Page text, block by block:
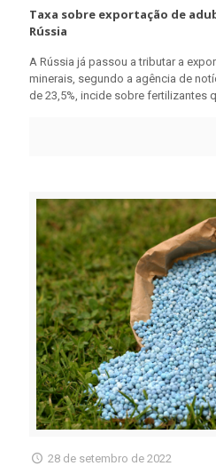
Taxa sobre exportação de
Rússia
A Rússia já passou a tributar a
minerais, segundo a agência de
de 23,5%, incide sobre fertilizantes
28 de setembro de 2022